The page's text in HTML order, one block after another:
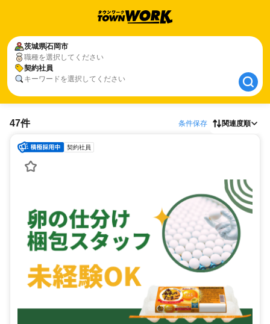
茨城県石岡市
職種を選択してください
契約社員
キーワードを選択してください
茨城県石岡市
契約社員
47件 条件保存 関連度順
契約社員